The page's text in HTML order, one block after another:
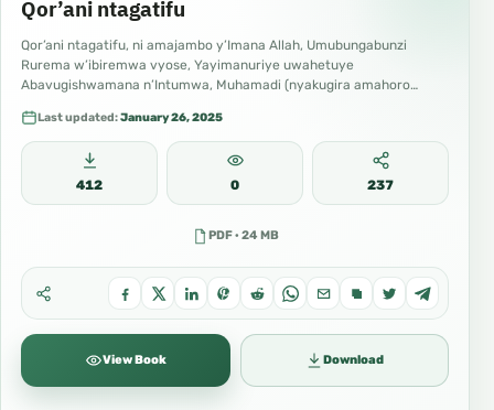
Qor’ani ntagatifu
Qor’ani ntagatifu, ni amajambo y’Imana Allah, Umubungabunzi
Rurema w’ibiremwa vyose, Yayimanuriye uwahetuye
Abavugishwamana n’Intumwa, Muhamadi (nyakugira amahoro
Last updated:January 26, 2025
412 0 237
PDF · 24 MB
View Book Download